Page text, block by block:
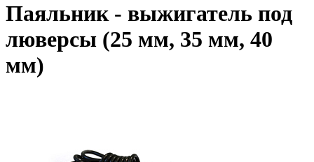
Паяльник - выжигатель под
люверсы (25 мм, 35 мм, 40
мм)